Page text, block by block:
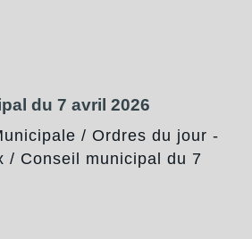
du 7 avril 2026
/ Ordres du jour -
/ Conseil municipal du 7